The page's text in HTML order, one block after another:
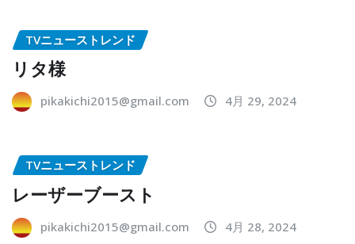
TVニューストレンド
リタ様
pikakichi2015@gmail.com 4月 29, 2024
TVニューストレンド
レーザーブースト
pikakichi2015@gmail.com 4月 28, 2024